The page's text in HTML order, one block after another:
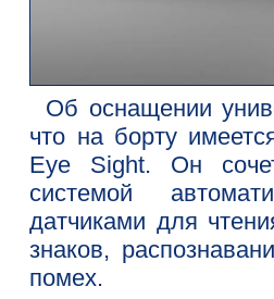
Об оснащении
что на борту
Eye Sight. Он
системой
датчиками для
знаков,
помех.